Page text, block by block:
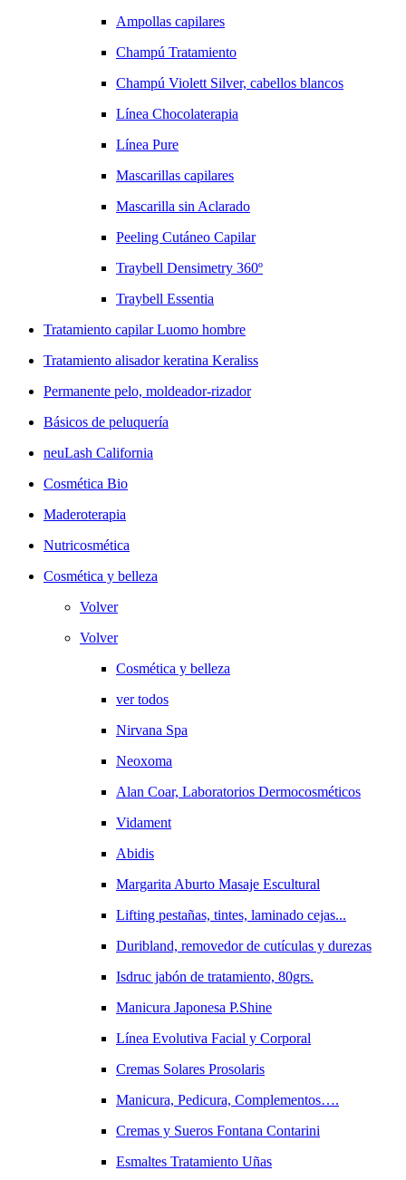
Ampollas capilares
Champú Tratamiento
Champú Violett Silver, cabellos blancos
Línea Chocolaterapia
Línea Pure
Mascarillas capilares
Mascarilla sin Aclarado
Peeling Cutáneo Capilar
Traybell Densimetry 360º
Traybell Essentia
Tratamiento capilar Luomo hombre
Tratamiento alisador keratina Keraliss
Permanente pelo, moldeador-rizador
Básicos de peluquería
neuLash California
Cosmética Bio
Maderoterapia
Nutricosmética
Cosmética y belleza
Volver
Volver
Cosmética y belleza
ver todos
Nirvana Spa
Neoxoma
Alan Coar, Laboratorios Dermocosméticos
Vidament
Abidis
Margarita Aburto Masaje Escultural
Lifting pestañas, tintes, laminado cejas...
Duribland, removedor de cutículas y durezas
Isdruc jabón de tratamiento, 80grs.
Manicura Japonesa P.Shine
Línea Evolutiva Facial y Corporal
Cremas Solares Prosolaris
Manicura, Pedicura, Complementos….
Cremas y Sueros Fontana Contarini
Esmaltes Tratamiento Uñas